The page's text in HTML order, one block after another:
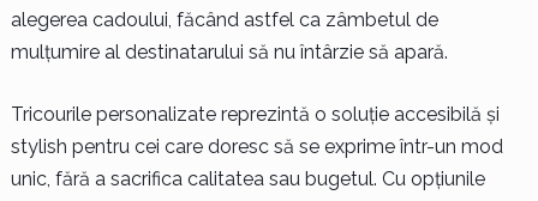
alegerea cadoului, făcând astfel ca zâmbetul de
mulțumire al destinatarului să nu întârzie să apară.
Tricourile personalizate reprezintă o soluție accesibilă și
stylish pentru cei care doresc să se exprime într-un mod
unic, fără a sacrifica calitatea sau bugetul. Cu opțiunile